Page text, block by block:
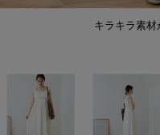
キラキラ素